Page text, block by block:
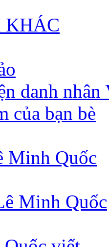
KHÁC
danh nhân
của bạn bè
Minh Quốc
Minh Quốc